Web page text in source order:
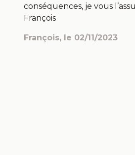
conséquences, je vous
François
François, le 02/11/2023